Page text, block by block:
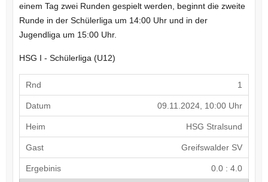
einem Tag zwei Runden gespielt werden, beginnt die zweite
Runde in der Schülerliga um 14:00 Uhr und in der
Jugendliga um 15:00 Uhr.
HSG I - Schülerliga (U12)
1
09.11.2024, 10:00 Uhr
HSG Stralsund
Greifswalder SV
0.0 : 4.0